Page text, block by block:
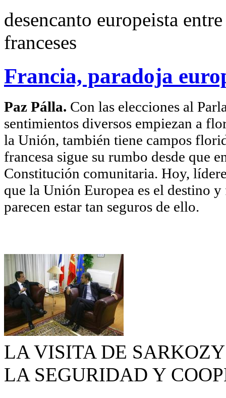
desencanto europeista
franceses
Francia, paradoja
Paz Pálla. Con las elecciones al
sentimientos diversos empiezan a
la Unión, también tiene campos
francesa sigue su rumbo desde que
Constitución comunitaria. Hoy,
que la Unión Europea es el destino
parecen estar tan seguros de ello.
LA VISITA DE
LA SEGURIDAD Y